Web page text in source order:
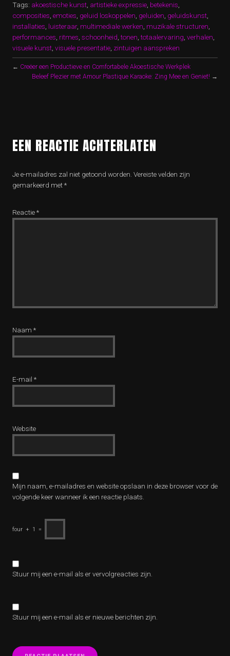
Tags: akoestische kunst artistieke expressie betekenis
composities emoties geluid loskoppelen geluiden geluidskunst
installaties luisteraar, multimediale werken muzikale structuren
performances ritmes schoonheid ,tonen ,totaalervaring verhalen
visuele kunst visuele presentatie zintuigen aanspreken
← Creëer een Productieve en Comfortabele Akoestische Werkplek
Beleef Plezier met Amour Plastique Karaoke: Zing Mee en Geniet! →
EEN REACTIE ACHTERLATEN
Je e-mailadres zal niet getoond worden. Vereiste velden zijn
gemarkeerd met*
Reactie*
Naam *
E-mail *
Website
Mijn naam, e-mailadres en website opslaan in deze browser voor de
volgende keer wanneer ik een reactie plaats.
four + 1 =
Stuur mij een e-mail als er vervolgreacties zijn.
Stuur mij een e-mail als er nieuwe berichten zijn.